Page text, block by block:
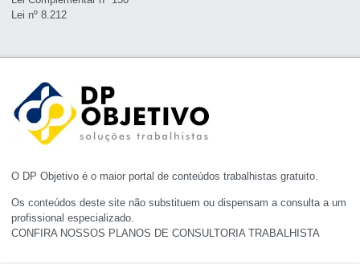
Lei nº 8.212
O DP Objetivo é o maior portal de conteúdos trabalhistas gratuito.
Os conteúdos deste site não substituem ou dispensam a consulta a um
profissional especializado.
CONFIRA NOSSOS PLANOS DE CONSULTORIA TRABALHISTA